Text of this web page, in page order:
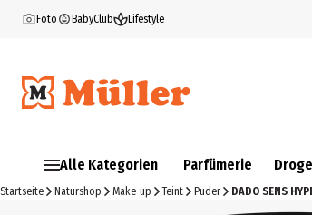
Foto BabyClub Lifestyle
Alle Kategorien Parfümerie
Startseite Naturshop Make-up Teint Puder DADO SENS